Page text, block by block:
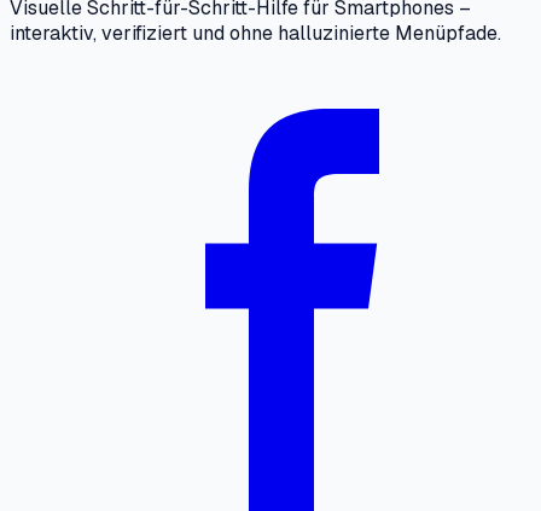
Visuelle Schritt-für-Schritt-Hilfe für Smartphones –
interaktiv, verifiziert und ohne halluzinierte Menüpfade.